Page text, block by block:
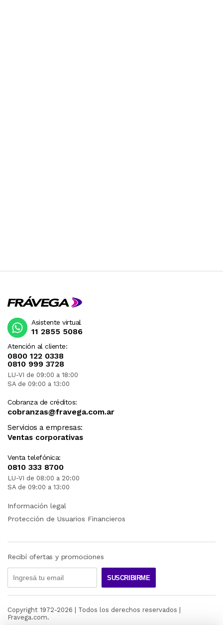
Atención al cliente:
0800 122 0338
0810 999 3728
LU-VI de 09:00 a 18:00
SA de 09:00 a 13:00
Cobranza de créditos:
cobranzas@fravega.com.ar
Servicios a empresas:
Ventas corporativas
Venta telefónica:
0810 333 8700
LU-VI de 08:00 a 20:00
SA de 09:00 a 13:00
Asistente virtual
11 2855 5086
Información legal
Protección de Usuarios Financieros
Recibí ofertas y promociones
SUSCRIBIRME
Copyright 1972-2026 | Todos los derechos reservados |
Fravega.com.